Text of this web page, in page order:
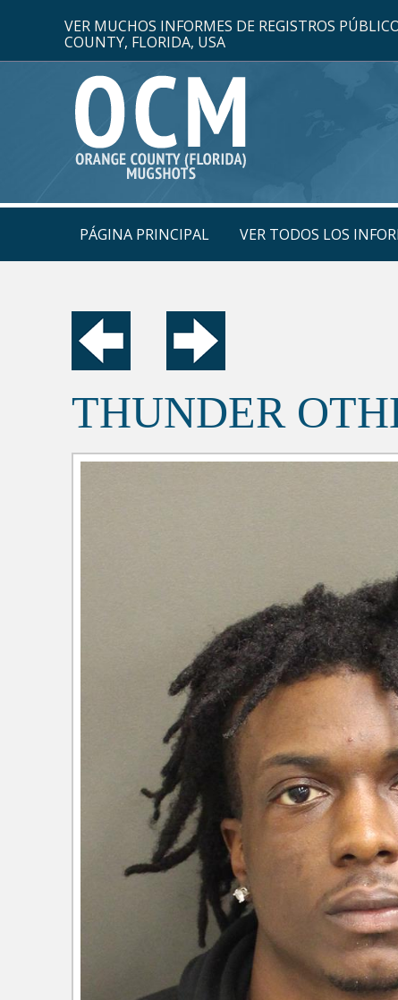
VER MUCHOS INFORMES DE REGISTROS
COUNTY, FLORIDA, USA
PÁGINA PRINCIPAL VER TODOS LOS
THUNDER